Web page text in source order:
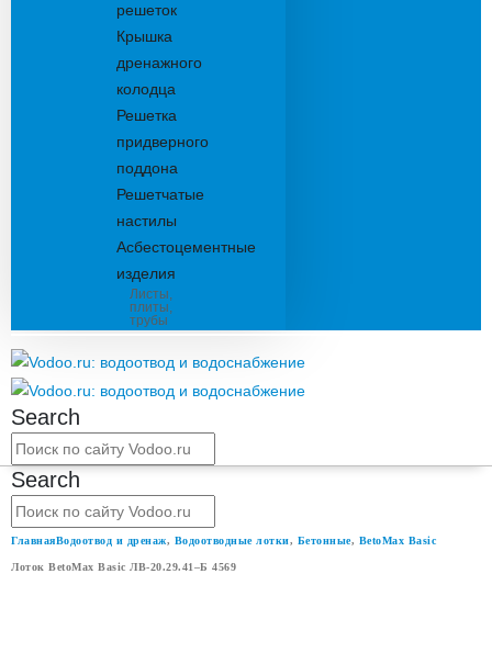
решеток
Крышка
дренажного
колодца
Решетка
придверного
поддона
Решетчатые
настилы
Асбестоцементные
изделия
Листы,
плиты,
трубы
Search
Search
ГлавнаяВодоотвод и дренаж, Водоотводные лотки, Бетонные, BetoMax Basic
Лоток BetoMax Basic ЛВ-20.29.41–Б 4569